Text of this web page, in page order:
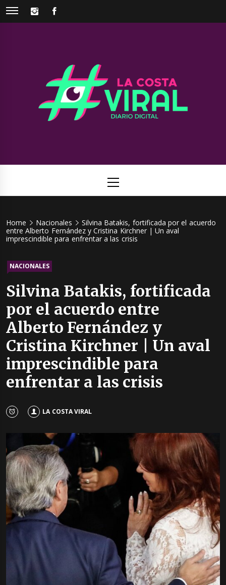
Skip
INSTAGRAM
Viral
Menu
Home Nacionales
Silvina Batakis, fortificada por el acuerdo
entre Alberto Fernández y Cristina Kirchner | Un aval
imprescindible para enfrentar a las crisis
NACIONALES
Silvina Batakis, fortificada
por el acuerdo entre
Alberto Fernández y
Cristina Kirchner | Un aval
imprescindible para
enfrentar a las crisis
LA COSTA VIRAL